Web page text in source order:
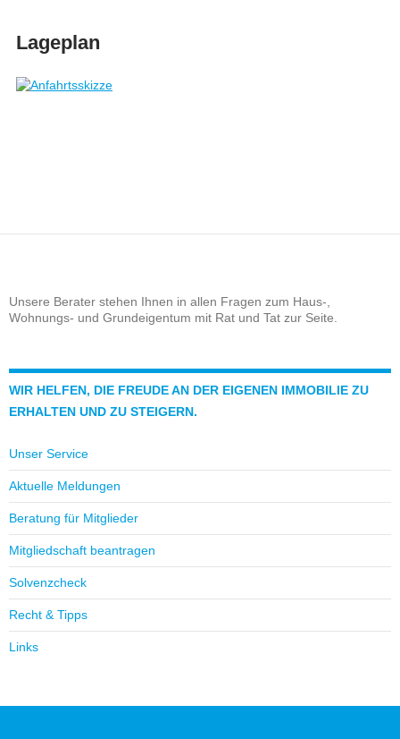
Lageplan
Unsere Berater stehen Ihnen in allen Fragen zum Haus-,
Wohnungs- und Grundeigentum mit Rat und Tat zur Seite.
WIR HELFEN, DIE FREUDE AN DER EIGENEN IMMOBILIE ZU
ERHALTEN UND ZU STEIGERN.
Unser Service
Aktuelle Meldungen
Beratung für Mitglieder
Mitgliedschaft beantragen
Solvenzcheck
Recht & Tipps
Links